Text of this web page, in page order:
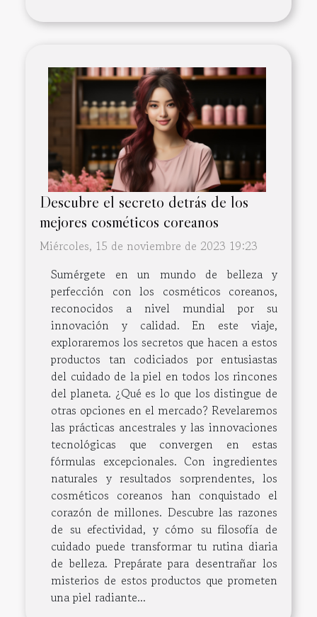
Descubre el secreto detrás de los
mejores cosméticos coreanos
Miércoles, 15 de noviembre de 2023 19:23
Sumérgete en un mundo de belleza y
perfección con los cosméticos coreanos,
reconocidos a nivel mundial por su
innovación y calidad. En este viaje,
exploraremos los secretos que hacen a estos
productos tan codiciados por entusiastas
del cuidado de la piel en todos los rincones
del planeta. ¿Qué es lo que los distingue de
otras opciones en el mercado? Revelaremos
las prácticas ancestrales y las innovaciones
tecnológicas que convergen en estas
fórmulas excepcionales. Con ingredientes
naturales y resultados sorprendentes, los
cosméticos coreanos han conquistado el
corazón de millones. Descubre las razones
de su efectividad, y cómo su filosofía de
cuidado puede transformar tu rutina diaria
de belleza. Prepárate para desentrañar los
misterios de estos productos que prometen
una piel radiante...